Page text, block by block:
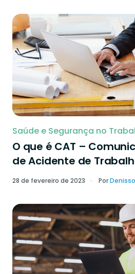
Saúde e Segurança no
O que é CAT –
de Acidente de
28 de fevereiro de 2023 Por